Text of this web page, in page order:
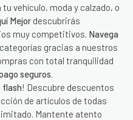
vehículo, moda y calzado, o
Mejor descubrirás
muy competitivos. Navega
gracias a nuestros
con total tranquilidad
seguros.
flash! Descubre descuentos
de artículos de todas
Mantente atento